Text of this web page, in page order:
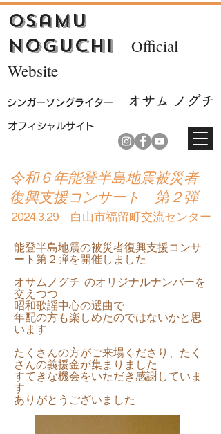
Osamu
Noguchi Official
Website
シンガーソ ングライター オサム ノ グチ
​オフィシャルサイト
​令和６年能登半島地震被災者
復興支援コンサート 第２弾
2024.3.29 白山市福留町交流センター
能登半島地震の被災者復興支援コンサ
ート第２弾を開催しました
オサムノグチ のオリジナルナンバーを
交えつつ
昭和歌謡中心の選曲で
年配の方も楽しめたのではないかと思
います
たくさんの方がご来場くださり、たく
さんの義援金が集まりました
すてきな機会をいただき感謝していま
す
​ありがとうございました